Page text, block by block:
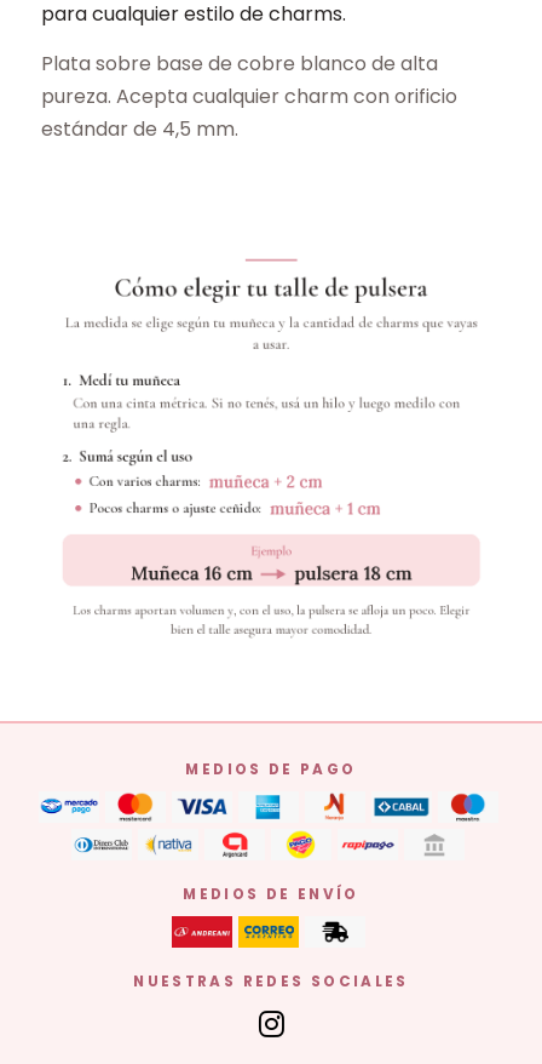
para cualquier estilo de charms.
Plata sobre base de cobre blanco de alta
pureza. Acepta cualquier charm con orificio
estándar de 4,5 mm.
MEDIOS DE PAGO
MEDIOS DE ENVÍO
NUESTRAS REDES SOCIALES